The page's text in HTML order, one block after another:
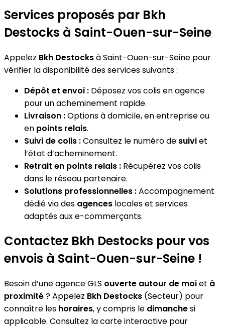
Services proposés par Bkh
Destocks à Saint-Ouen-sur-Seine
Appelez Bkh Destocksà Saint-Ouen-sur-Seine pour
vérifier la disponibilité des services suivants :
Dépôt et envoi : Déposez vos colis en agence
pour un acheminement rapide.
Livraison :Options à domicile, en entreprise ou
en points relais.
Suivi de colis :Consultez le numéro de suiviet
l’état d’acheminement.
Retrait en points relais : Récupérez vos colis
dans le réseau partenaire.
Solutions professionnelles :Accompagnement
dédié via des agences locales et services
adaptés aux e-commerçants.
Contactez Bkh Destocks pour vos
envois à Saint-Ouen-sur-Seine !
Besoin d’une agence GLS ouverte autour de moiet à
proximité? Appelez Bkh Destocks (Secteur) pour
connaître les horaires, y compris le dimanchesi
applicable. Consultez la carte interactive pour